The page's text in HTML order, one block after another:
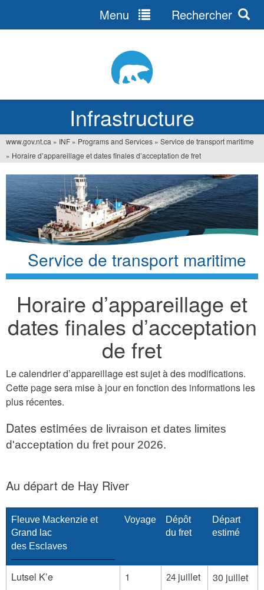
Infrastructure
Menu Rechercher
Vous
êtes
ici
www.gov.nt.ca » INF » Programs and Services » Service de transport maritime
» Horaire d’appareillage et dates finales d’acceptation de fret
Service de transport maritime
Horaire d’appareillage et
dates finales d’acceptation
de fret
Le calendrier d’appareillage est sujet à des modifications.
Cette page sera mise à jour en fonction des informations les
plus récentes.
Dates estimées de livraison et dates limites
d'acceptation du fret pour 2026.
Au départ de Hay River
Fleuve Mackenzie et
Grand lac
des Esclaves
Voyage
Dépôt
du fret
Départ
estimé
Lutsel K’e 1 24 juillet 30 juillet